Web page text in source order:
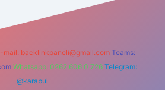
mail: backlinkpaneli@gmail.com Teams:
Whatsapp: 0262 606 0 726 Telegram:
@karabul